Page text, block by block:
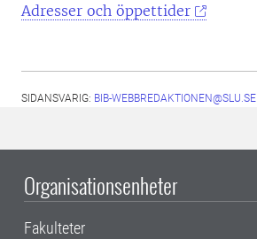
Adresser och öppettider
SIDANSVARIG: BIB-WEBBREDAKTIONEN@SLU.SE
Organisationsenheter
Fakulteter